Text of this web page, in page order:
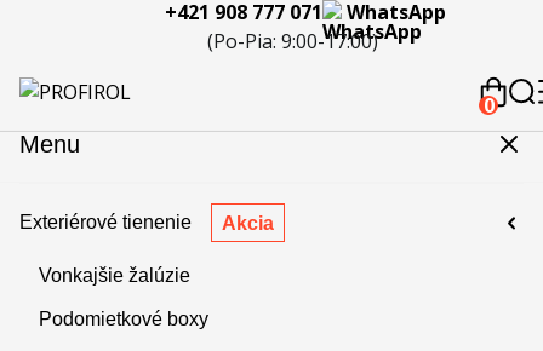
Servis a
reklamácie
KontaktyKariéraSpolupráca
908 777 071
+421 908 777 071
WhatsApp
(Po-Pia: 9:00-17:00)
0
Menu
Exteriérové tienenie Akcia
Vonkajšie žalúzie
Podomietkové boxy